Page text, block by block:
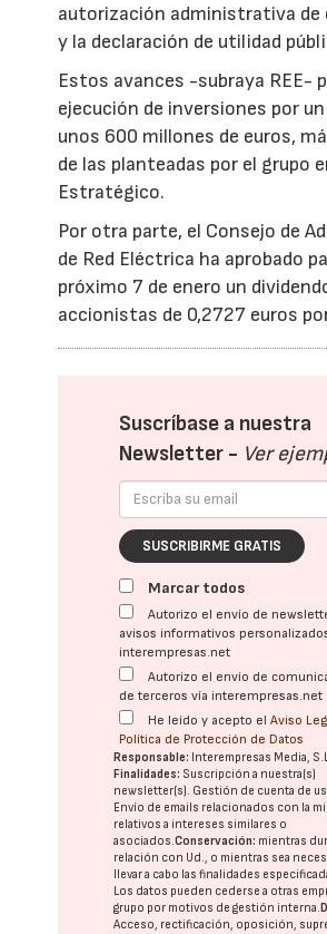
autorización administrativa
y la declaración de utilidad
Estos avances -subraya REE-
ejecución de inversiones por
unos 600 millones de euros,
de las planteadas por el grupo
Estratégico.
Por otra parte, el Consejo de
de Red Eléctrica ha aprobado
próximo 7 de enero un
accionistas de 0,2727 euros
Suscríbase a nuestra
Newsletter - Ver
SUSCRIBIRME GRATIS
Marcar todos
Autorizo el envío de
avisos informativos
interempresas.net
Autorizo el envío de
de terceros vía interempresas.net
He leído y acepto elAviso
Política de Protección de Datos
Responsable: Interempresas Media,
Finalidades: Suscripción a nuestra(s)
newsletter(s). Gestión de cuenta de
Envío de emails relacionados con la
relativos a intereses similares o
asociados.Conservación: mientras
relación con Ud., o mientras sea
llevar a cabo las finalidades
Los datos pueden cederse a otras
grupo por motivos de gestión interna.
Acceso, rectificación, oposición,